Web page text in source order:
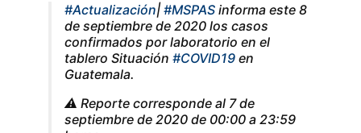
#Actualización| #MSPAS informa este 8
de septiembre de 2020 los casos
confirmados por laboratorio en el
tablero Situación #COVID19 en
Guatemala.
⚠️ Reporte corresponde al 7 de
septiembre de 2020 de 00:00 a 23:59